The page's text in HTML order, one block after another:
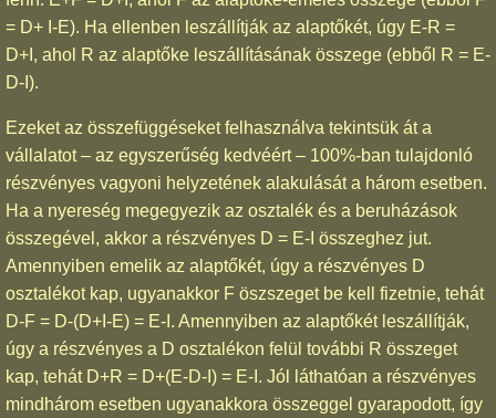
= D+ I-E). Ha ellenben leszállítják az alaptőkét, úgy E-R =
D+I, ahol R az alaptőke leszállításának összege (ebből R = E-
D-I).
Ezeket az összefüggéseket felhasználva tekintsük át a
vállalatot – az egyszerűség kedvéért – 100%-ban tulajdonló
részvényes vagyoni helyzetének alakulását a három esetben.
Ha a nyereség megegyezik az osztalék és a beruházások
összegével, akkor a részvényes D = E-I összeghez jut.
Amennyiben emelik az alaptőkét, úgy a részvényes D
osztalékot kap, ugyanakkor F öszszeget be kell fizetnie, tehát
D-F = D-(D+I-E) = E-I. Amennyiben az alaptőkét leszállítják,
úgy a részvényes a D osztalékon felül további R összeget
kap, tehát D+R = D+(E-D-I) = E-I. Jól láthatóan a részvényes
mindhárom esetben ugyanakkora összeggel gyarapodott, így